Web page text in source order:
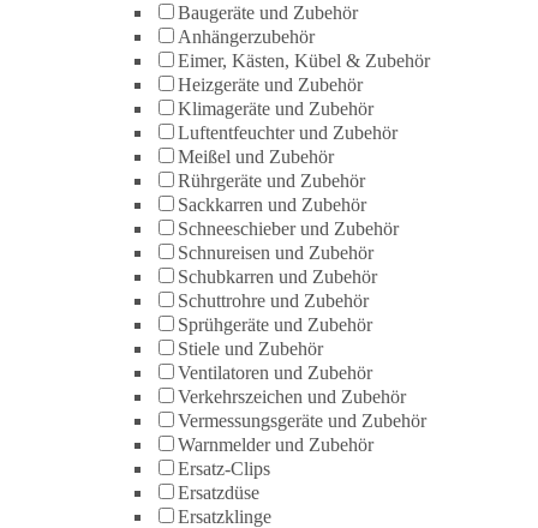
Baugeräte und Zubehör
Anhängerzubehör
Eimer, Kästen, Kübel & Zubehör
Heizgeräte und Zubehör
Klimageräte und Zubehör
Luftentfeuchter und Zubehör
Meißel und Zubehör
Rührgeräte und Zubehör
Sackkarren und Zubehör
Schneeschieber und Zubehör
Schnureisen und Zubehör
Schubkarren und Zubehör
Schuttrohre und Zubehör
Sprühgeräte und Zubehör
Stiele und Zubehör
Ventilatoren und Zubehör
Verkehrszeichen und Zubehör
Vermessungsgeräte und Zubehör
Warnmelder und Zubehör
Ersatz-Clips
Ersatzdüse
Ersatzklinge